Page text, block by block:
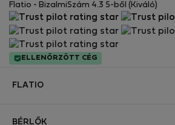
Flatio - BizalmiSzám 4.3 5-ből (Kiváló)
ELLENŐRZÖTT CÉG
FLATIO
BÉRLŐK